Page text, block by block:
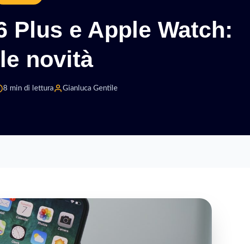
Plus e Apple Watch:
novità
8 min di lettura Gianluca Gentile